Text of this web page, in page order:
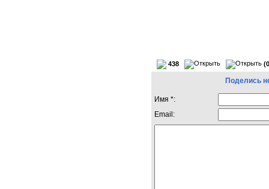
438
Поделись
Имя *:
Email: